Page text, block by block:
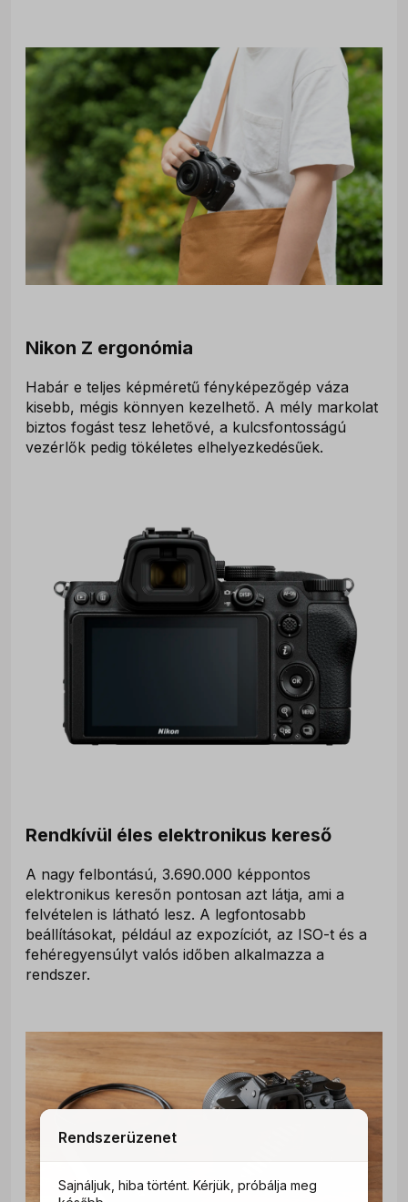
Nikon Z ergonómia
Habár e teljes képméretű fényképezőgép váza
kisebb, mégis könnyen kezelhető. A mély markolat
biztos fogást tesz lehetővé, a kulcsfontosságú
vezérlők pedig tökéletes elhelyezkedésűek.
Rendkívül éles elektronikus kereső
A nagy felbontású, 3.690.000 képpontos
elektronikus keresőn pontosan azt látja, ami a
felvételen is látható lesz. A legfontosabb
beállításokat, például az expozíciót, az ISO-t és a
fehéregyensúlyt valós időben alkalmazza a
rendszer.
Rendszerüzenet
Sajnáljuk, hiba történt. Kérjük, próbálja meg